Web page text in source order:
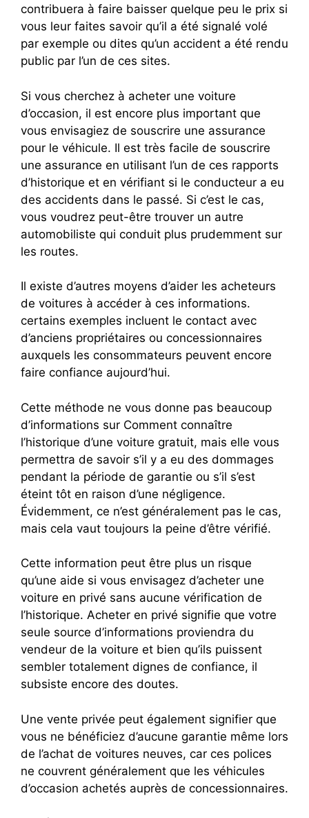
contribuera à faire baisser quelque peu le prix si
vous leur faites savoir qu’il a été signalé volé
par exemple ou dites qu’un accident a été rendu
public par l’un de ces sites.
Si vous cherchez à acheter une voiture
d’occasion, il est encore plus important que
vous envisagiez de souscrire une assurance
pour le véhicule. Il est très facile de souscrire
une assurance en utilisant l’un de ces rapports
d’historique et en vérifiant si le conducteur a eu
des accidents dans le passé. Si c’est le cas,
vous voudrez peut-être trouver un autre
automobiliste qui conduit plus prudemment sur
les routes.
Il existe d’autres moyens d’aider les acheteurs
de voitures à accéder à ces informations.
certains exemples incluent le contact avec
d’anciens propriétaires ou concessionnaires
auxquels les consommateurs peuvent encore
faire confiance aujourd’hui.
Cette méthode ne vous donne pas beaucoup
d’informations sur Comment connaître
l’historique d’une voiture gratuit, mais elle vous
permettra de savoir s’il y a eu des dommages
pendant la période de garantie ou s’il s’est
éteint tôt en raison d’une négligence.
Évidemment, ce n’est généralement pas le cas,
mais cela vaut toujours la peine d’être vérifié.
Cette information peut être plus un risque
qu’une aide si vous envisagez d’acheter une
voiture en privé sans aucune vérification de
l’historique. Acheter en privé signifie que votre
seule source d’informations proviendra du
vendeur de la voiture et bien qu’ils puissent
sembler totalement dignes de confiance, il
subsiste encore des doutes.
Une vente privée peut également signifier que
vous ne bénéficiez d’aucune garantie même lors
de l’achat de voitures neuves, car ces polices
ne couvrent généralement que les véhicules
d’occasion achetés auprès de concessionnaires.